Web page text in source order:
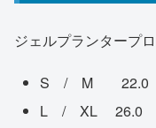
ジェルプランタープ
S / M 22.0
L / XL 26.0